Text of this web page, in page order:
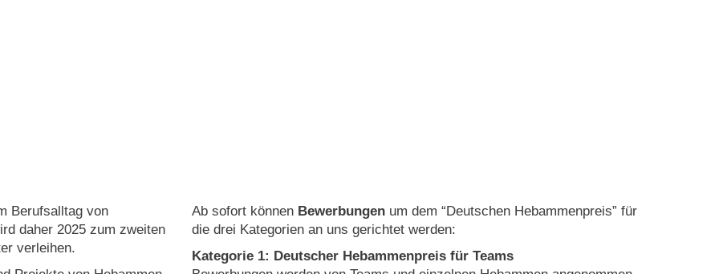
Berufsalltag von
daher 2025 zum zweiten
verleihen.
Ab sofort können Bewerbungen um dem “Deutschen Hebammenpreis” für
die drei Kategorien an uns gerichtet werden:
Kategorie 1: Deutscher Hebammenpreis für Teams